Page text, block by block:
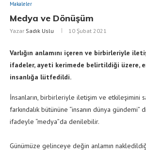
Makaleler
Medya ve Dönüşüm
Yazar Sadık Uslu 10 Şubat 2021
Varlığın anlamını içeren ve birbirleriyle
ifadeler, ayeti kerimede belirtildiği üzere,
insanlığa lütfedildi.
İnsanların, birbirleriyle iletişim ve etkileşimini
farkındalık bütününe “insanın dünya
ifadeyle “medya”da denilebilir.
Günümüze gelinceye değin anlamın